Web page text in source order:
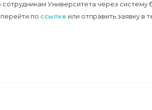
Университета через
по ссылке или отправить заявку в